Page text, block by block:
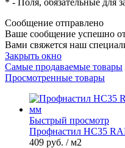
Сообщение отправлено
Ваше сообщение успешно
Вами свяжется наш
Закрыть окно
Самые продаваемые товары
Просмотренные товары
Быстрый просмотр
Профнастил НС35
409 руб. / м2